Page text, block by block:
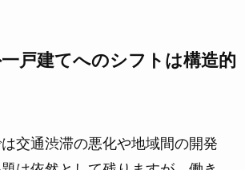
戸建てへのシフトは構造的
交通渋滞の悪化や地域間の開発